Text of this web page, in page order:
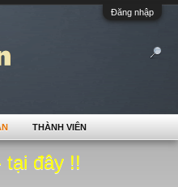
Đăng nhập
tại đây !!
THÀNH VIÊN